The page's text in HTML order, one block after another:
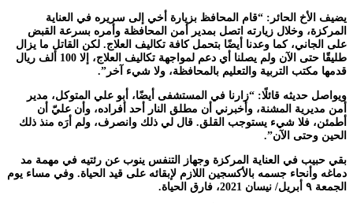
يضيف الأخ الحائر: “قام المحافظ بزيارة أخي إلى سريره في العناية
المركزة، وخلال زيارته اتصل بمدير أمن المحافظة وأمره بسرعة القبض
على الجاني، كما وعدنا أيضًا بتحمل كافة تكاليف العلاج. لكن القاتل ما يزال
طليقًا حتى الآن ولم يصلنا أي دعم لمواجهة تكاليف العلاج، إلا 100 ألف ريال
قدمها مكتب التربية والتعليم بالمحافظة، ولا شيء آخر”.
ويواصل حديثه قائلًا: “زارنا في المستشفى أيضًا، أبو علي المتوكل، مدير
أمن مديرية المشنة، وأخبرني أن مطلق النار أحد أفراده، وأن عليّ أن
أطمئن، فلا شيء يستوجب القلق. قال لي ذلك وانصرف، ولم أرَه منذ ذلك
الحين وحتى الآن”.
بقي حبيب في العناية المركزة وجهاز التنفس ينوب عن رئتيه في مهمة مد
دماغه وأنحاء جسمه بالأكسجين اللازم لإبقائه على قيد الحياة. وفي مساء يوم
الجمعة ٩ أبريل/ نيسان 2021، فارق الحياة.